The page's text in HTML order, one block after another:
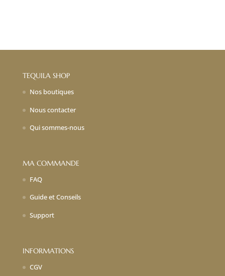
TEQUILA SHOP
Nos boutiques
Nous contacter
Qui sommes-nous
MA COMMANDE
FAQ
Guide et Conseils
Support
INFORMATIONS
CGV